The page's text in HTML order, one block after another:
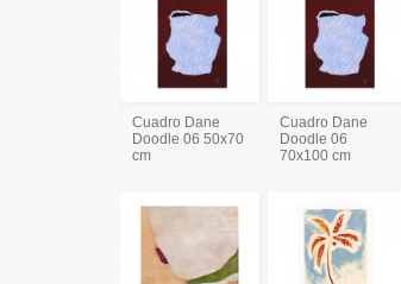
Cuadro Dane
Doodle 06 50x70
cm
Cuadro Dane
Doodle 06
70x100 cm